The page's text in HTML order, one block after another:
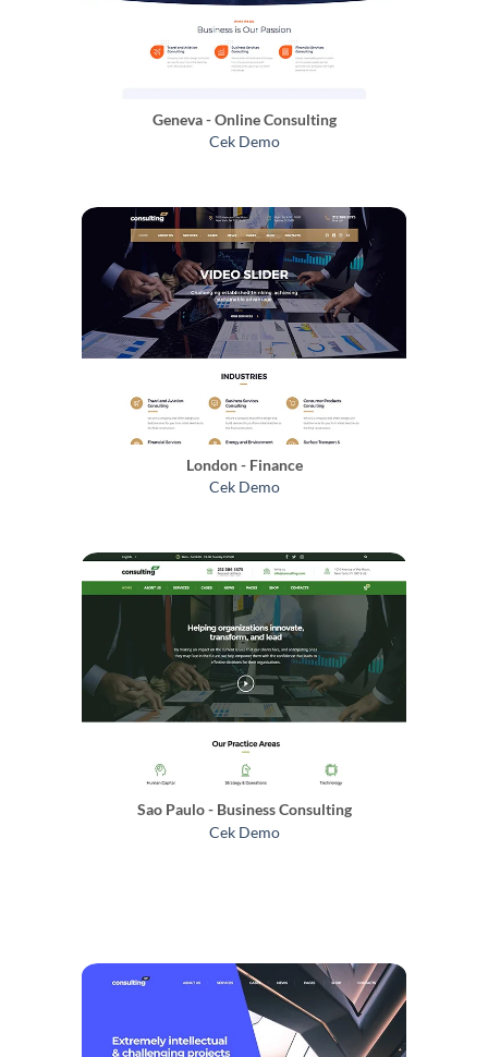
Geneva - Online Consulting
Cek Demo
London - Finance
Cek Demo
Sao Paulo - Business Consulting
Cek Demo